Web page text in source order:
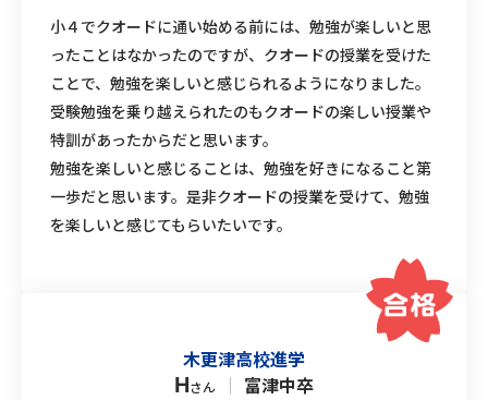
小４でクオードに通い始める前には、勉強が楽しいと思
ったことはなかったのですが、クオードの授業を受けた
ことで、勉強を楽しいと感じられるようになりました。
受験勉強を乗り越えられたのもクオードの楽しい授業や
特訓があったからだと思います。
勉強を楽しいと感じることは、勉強を好きになること第
一歩だと思います。是非クオードの授業を受けて、勉強
を楽しいと感じてもらいたいです。
木更津高校進学
Hさん ｜ 富津中卒